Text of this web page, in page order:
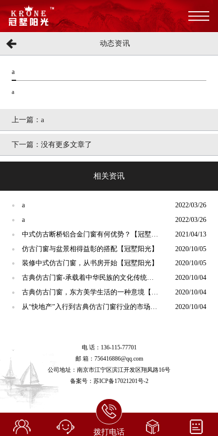
动态资讯
a
a
上一篇： a
下一篇： 没有更多文章了
相关资讯
● a 2022/03/26
● a 2022/03/26
●
中式仿古断桥铝合金门窗有何优势？【冠墅阳
光】
2021/04/13
● 仿古门窗与盆景相得益彰的搭配【冠墅阳光】 2020/10/05
● 装修中式仿古门窗，从书房开始【冠墅阳光】 2020/10/05
●
古典仿古门窗-承载着中华民族的文化传统
【冠墅阳光】
2020/10/04
●
古典仿古门窗，东方美学生活的一种意境【冠
墅阳光】
2020/10/04
●
从“快地产”入行到古典仿古门窗行业的市场转
2020/10/04
电 话：136-115-77701
邮 箱：756416886@qq.com
公司地址：南京市江宁区滨江开发区翔凤路16号
备案号： 苏ICP备17021201号-2
拨打电话